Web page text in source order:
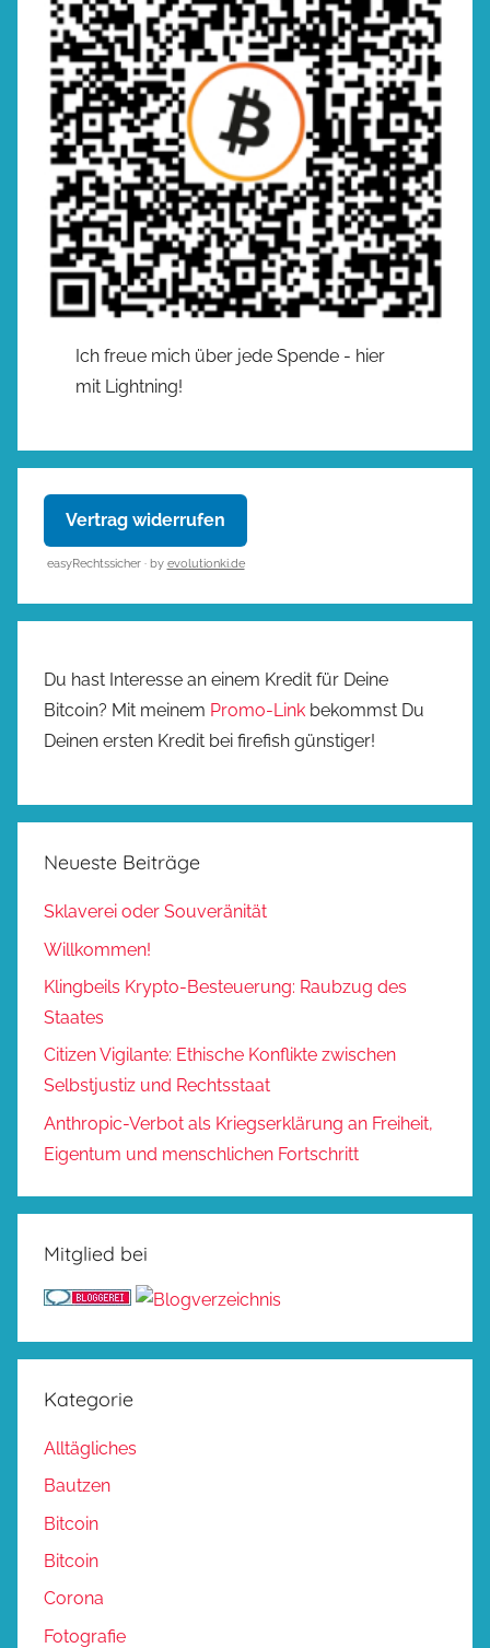
Ich freue mich über jede Spende - hier
mit Lightning!
Vertrag widerrufen
easyRechtssicher · by evolutionki.de
Du hast Interesse an einem Kredit für Deine
Bitcoin? Mit meinem Promo-Link bekommst Du
Deinen ersten Kredit bei firefish günstiger!
Neueste Beiträge
Sklaverei oder Souveränität
Willkommen!
Klingbeils Krypto-Besteuerung: Raubzug des
Staates
Citizen Vigilante: Ethische Konflikte zwischen
Selbstjustiz und Rechtsstaat
Anthropic-Verbot als Kriegserklärung an Freiheit,
Eigentum und menschlichen Fortschritt
Mitglied bei
Kategorie
Alltägliches
Bautzen
Bitcoin
Bitcoin
Corona
Fotografie